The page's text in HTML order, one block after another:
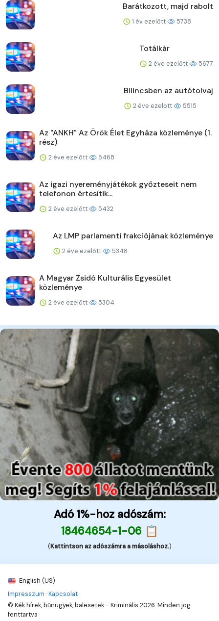
Barátkozott, majd rabolt
1 év ezelőtt 5738
Totálkár
2 éve ezelőtt 5677
Bilincsben az autótolvaj
2 éve ezelőtt 5515
Az "ANKH" Az Örök Élet Egyháza közleménye (1.
rész)
2 éve ezelőtt 5468
Az igazi nyereményjátékok győzteseit nem
telefonon értesítik...
2 éve ezelőtt 5432
Az LMP parlamenti frakciójának közleménye
2 éve ezelőtt 5348
A Magyar Zsidó Kulturális Egyesület
közleménye
2 éve ezelőtt 5304
Adó 1%-hoz adószám:
18464654-1-06 📋
(Kattintson az adószámra a másoláshoz.)
English (US)
Impresszum ·Kapcsolat ·
© Kék hírek, bűnügyek, balesetek - Kriminális 2026. Minden jog
fenttartva